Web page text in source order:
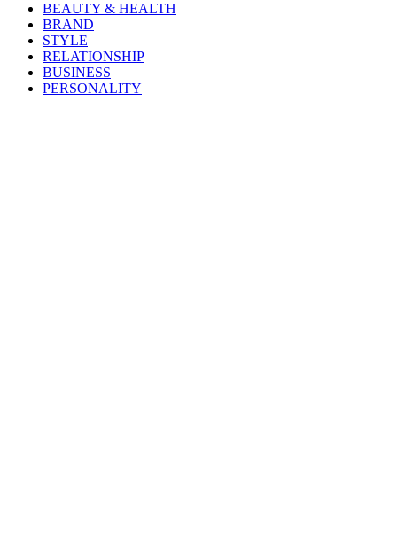
BEAUTY & HEALTH
BRAND
STYLE
RELATIONSHIP
BUSINESS
PERSONALITY